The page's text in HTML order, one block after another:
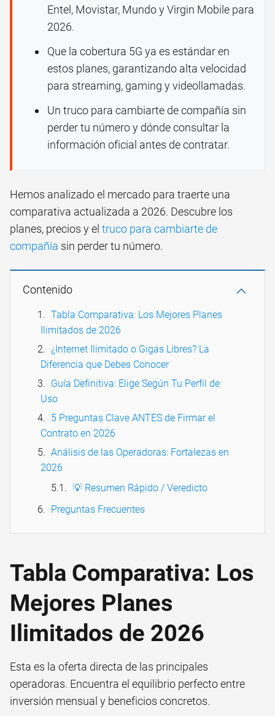
Entel, Movistar, Mundo y Virgin Mobile para
2026.
Que la cobertura 5G ya es estándar en
estos planes, garantizando alta velocidad
para streaming, gaming y videollamadas.
Un truco para cambiarte de compañía sin
perder tu número y dónde consultar la
información oficial antes de contratar.
Hemos analizado el mercado para traerte una
comparativa actualizada a 2026. Descubre los
planes, precios y el truco para cambiarte de
compañía sin perder tu número.
Contenido
Tabla Comparativa: Los Mejores Planes
Ilimitados de 2026
¿Internet Ilimitado o Gigas Libres? La
Diferencia que Debes Conocer
Guía Definitiva: Elige Según Tu Perfil de
Uso
5 Preguntas Clave ANTES de Firmar el
Contrato en 2026
Análisis de las Operadoras: Fortalezas en
2026
💡 Resumen Rápido / Veredicto
Preguntas Frecuentes
Tabla Comparativa: Los
Mejores Planes
Ilimitados de 2026
Esta es la oferta directa de las principales
operadoras. Encuentra el equilibrio perfecto entre
inversión mensual y beneficios concretos.